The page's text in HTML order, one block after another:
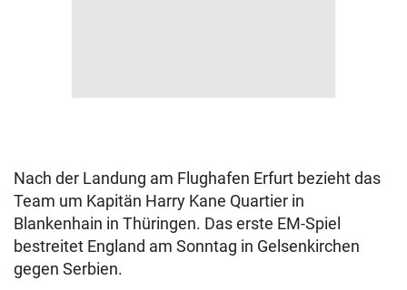
Nach der Landung am Flughafen Erfurt bezieht das
Team um Kapitän Harry Kane Quartier in
Blankenhain in Thüringen. Das erste EM-Spiel
bestreitet England am Sonntag in Gelsenkirchen
gegen Serbien.